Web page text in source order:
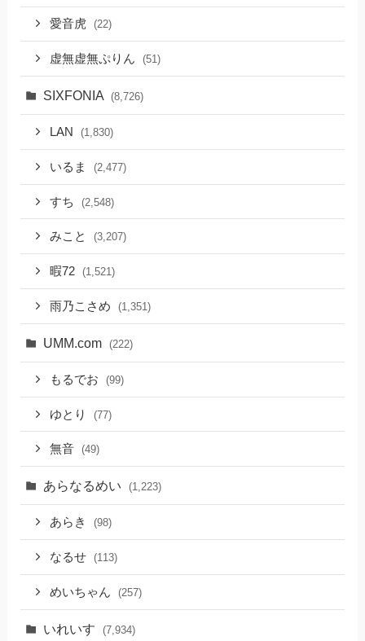
愛音虎 (22)
虚無虚無ぷりん (51)
SIXFONIA (8,726)
LAN (1,830)
いるま (2,477)
すち (2,548)
みこと (3,207)
暇72 (1,521)
雨乃こさめ (1,351)
UMM.com (222)
もるでお (99)
ゆとり (77)
無音 (49)
あらなるめい (1,223)
あらき (98)
なるせ (113)
めいちゃん (257)
いれいす (7,934)